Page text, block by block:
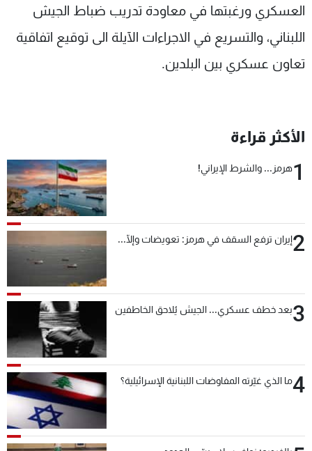
العسكري ورغبتها في معاودة تدريب ضباط الجيش
اللبناني، والتسريع في الاجراءات الآيلة الى توقيع اتفاقية
تعاون عسكري بين البلدين.
الأكثر قراءة
1هرمز... والشرط الإيراني!
2إيران ترفع السقف في هرمز: تعويضات وإلّا...
3بعد خطف عسكري... الجيش يُلاحق الخاطفين
4ما الذي غيّرته المفاوضات اللبنانية الإسرائيلية؟